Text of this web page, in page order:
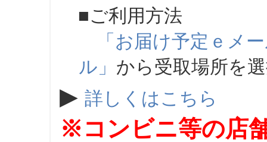
■ご利用方法
「お届け予定ｅメ
ル」 から受取場所を
▶ 詳しくはこちら
※コンビニ等の店